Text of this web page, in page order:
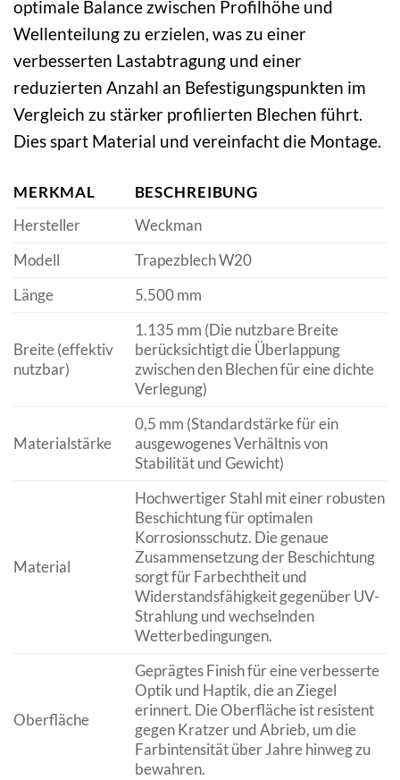
optimale Balance zwischen Profilhöhe und
Wellenteilung zu erzielen, was zu einer
verbesserten Lastabtragung und einer
reduzierten Anzahl an Befestigungspunkten im
Vergleich zu stärker profilierten Blechen führt.
Dies spart Material und vereinfacht die Montage.
MERKMAL
BESCHREIBUNG
Hersteller
Weckman
Modell
Trapezblech W20
Länge
5.500 mm
Breite (effektiv
nutzbar)
1.135 mm (Die nutzbare Breite
berücksichtigt die Überlappung
zwischen den Blechen für eine dichte
Verlegung)
Materialstärke
0,5 mm (Standardstärke für ein
ausgewogenes Verhältnis von
Stabilität und Gewicht)
Material
Hochwertiger Stahl mit einer robusten
Beschichtung für optimalen
Korrosionsschutz. Die genaue
Zusammensetzung der Beschichtung
sorgt für Farbechtheit und
Widerstandsfähigkeit gegenüber UV-
Strahlung und wechselnden
Wetterbedingungen.
Oberfläche
Geprägtes Finish für eine verbesserte
Optik und Haptik, die an Ziegel
erinnert. Die Oberfläche ist resistent
gegen Kratzer und Abrieb, um die
Farbintensität über Jahre hinweg zu
bewahren.